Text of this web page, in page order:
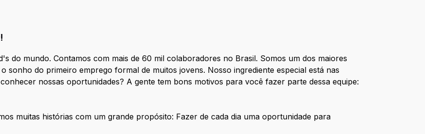
do mundo. Contamos com mais de 60 mil colaboradores no Brasil. Somos um dos maiores
sonho do primeiro emprego formal de muitos jovens. Nosso ingrediente especial está nas
nossas oportunidades? A gente tem bons motivos para você fazer parte dessa equipe:
muitas histórias com um grande propósito: Fazer de cada dia uma oportunidade para